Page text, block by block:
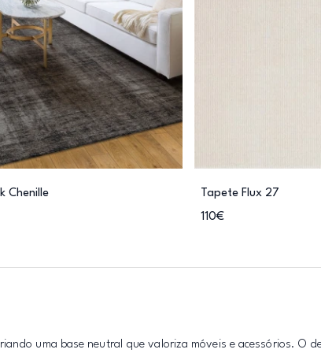
Chenille
Tapete Flux 27
110€
uma base neutral que valoriza móveis e acessórios. O